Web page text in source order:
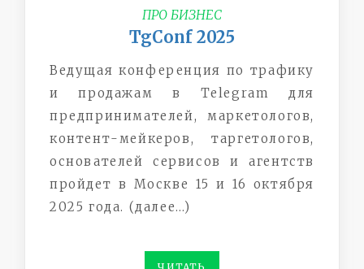
ПРО БИЗНЕС
TgConf 2025
Ведущая конференция по трафику
и продажам в Telegram для
предпринимателей, маркетологов,
контент-мейкеров, таргетологов,
основателей сервисов и агентств
пройдет в Москве 15 и 16 октября
2025 года. (далее…)
ЧИТАТЬ